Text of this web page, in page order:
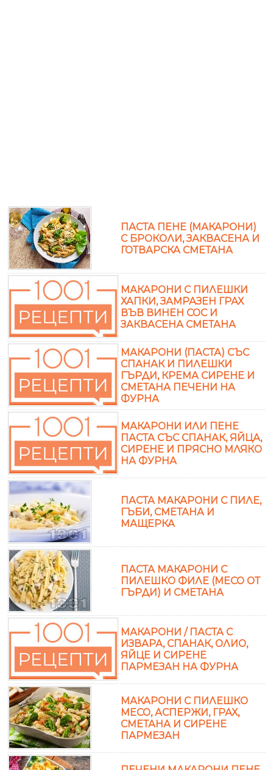
ПАСТА ПЕНЕ (МАКАРОНИ)
С БРОКОЛИ, ЗАКВАСЕНА И
ГОТВАРСКА СМЕТАНА
МАКАРОНИ С ПИЛЕШКИ
ХАПКИ, ЗАМРАЗЕН ГРАХ
ВЪВ ВИНЕН СОС И
ЗАКВАСЕНА СМЕТАНА
МАКАРОНИ (ПАСТА) СЪС
СПАНАК И ПИЛЕШКИ
ГЪРДИ, КРЕМА СИРЕНЕ И
СМЕТАНА ПЕЧЕНИ НА
ФУРНА
МАКАРОНИ ИЛИ ПЕНЕ
ПАСТА СЪС СПАНАК, ЯЙЦА,
СИРЕНЕ И ПРЯСНО МЛЯКО
НА ФУРНА
ПАСТА МАКАРОНИ С ПИЛЕ,
ГЪБИ, СМЕТАНА И
МАЩЕРКА
ПАСТА МАКАРОНИ С
ПИЛЕШКО ФИЛЕ (МЕСО ОТ
ГЪРДИ) И СМЕТАНА
МАКАРОНИ / ПАСТА С
ИЗВАРА, СПАНАК, ОЛИО,
ЯЙЦЕ И СИРЕНЕ
ПАРМЕЗАН НА ФУРНА
МАКАРОНИ С ПИЛЕШКО
МЕСО, АСПЕРЖИ, ГРАХ,
СМЕТАНА И СИРЕНЕ
ПАРМЕЗАН